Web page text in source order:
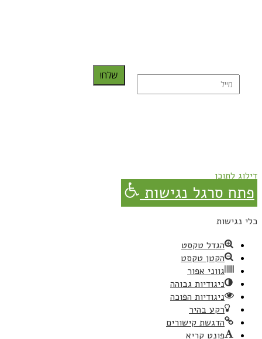
שלח!
דילוג לתוכן
פתח סרגל נגישות
כלי נגישות
הגדל טקסט
הקטן טקסט
גווני אפור
ניגודיות גבוהה
ניגודיות הפוכה
רקע בהיר
הדגשת קישורים
פונט קריא